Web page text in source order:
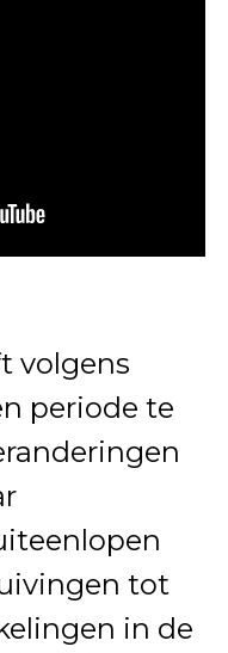
volgens
periode te
tot
in de